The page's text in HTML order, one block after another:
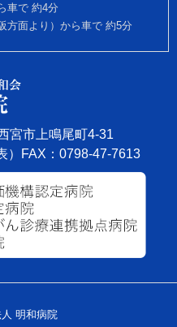
車で 約4分
方面より）から車で 約5分
宮市上鳴尾町4-31
）FAX：0798-47-7613
明和病院